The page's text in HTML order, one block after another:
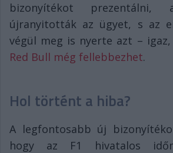
bizonyítékot prezentálni,
újranyitották az ügyet, s az
végül meg is nyerte azt – igaz,
Red Bull még fellebbezhet.
Hol történt a hiba?
A legfontosabb új
hogy az F1 hivatalos